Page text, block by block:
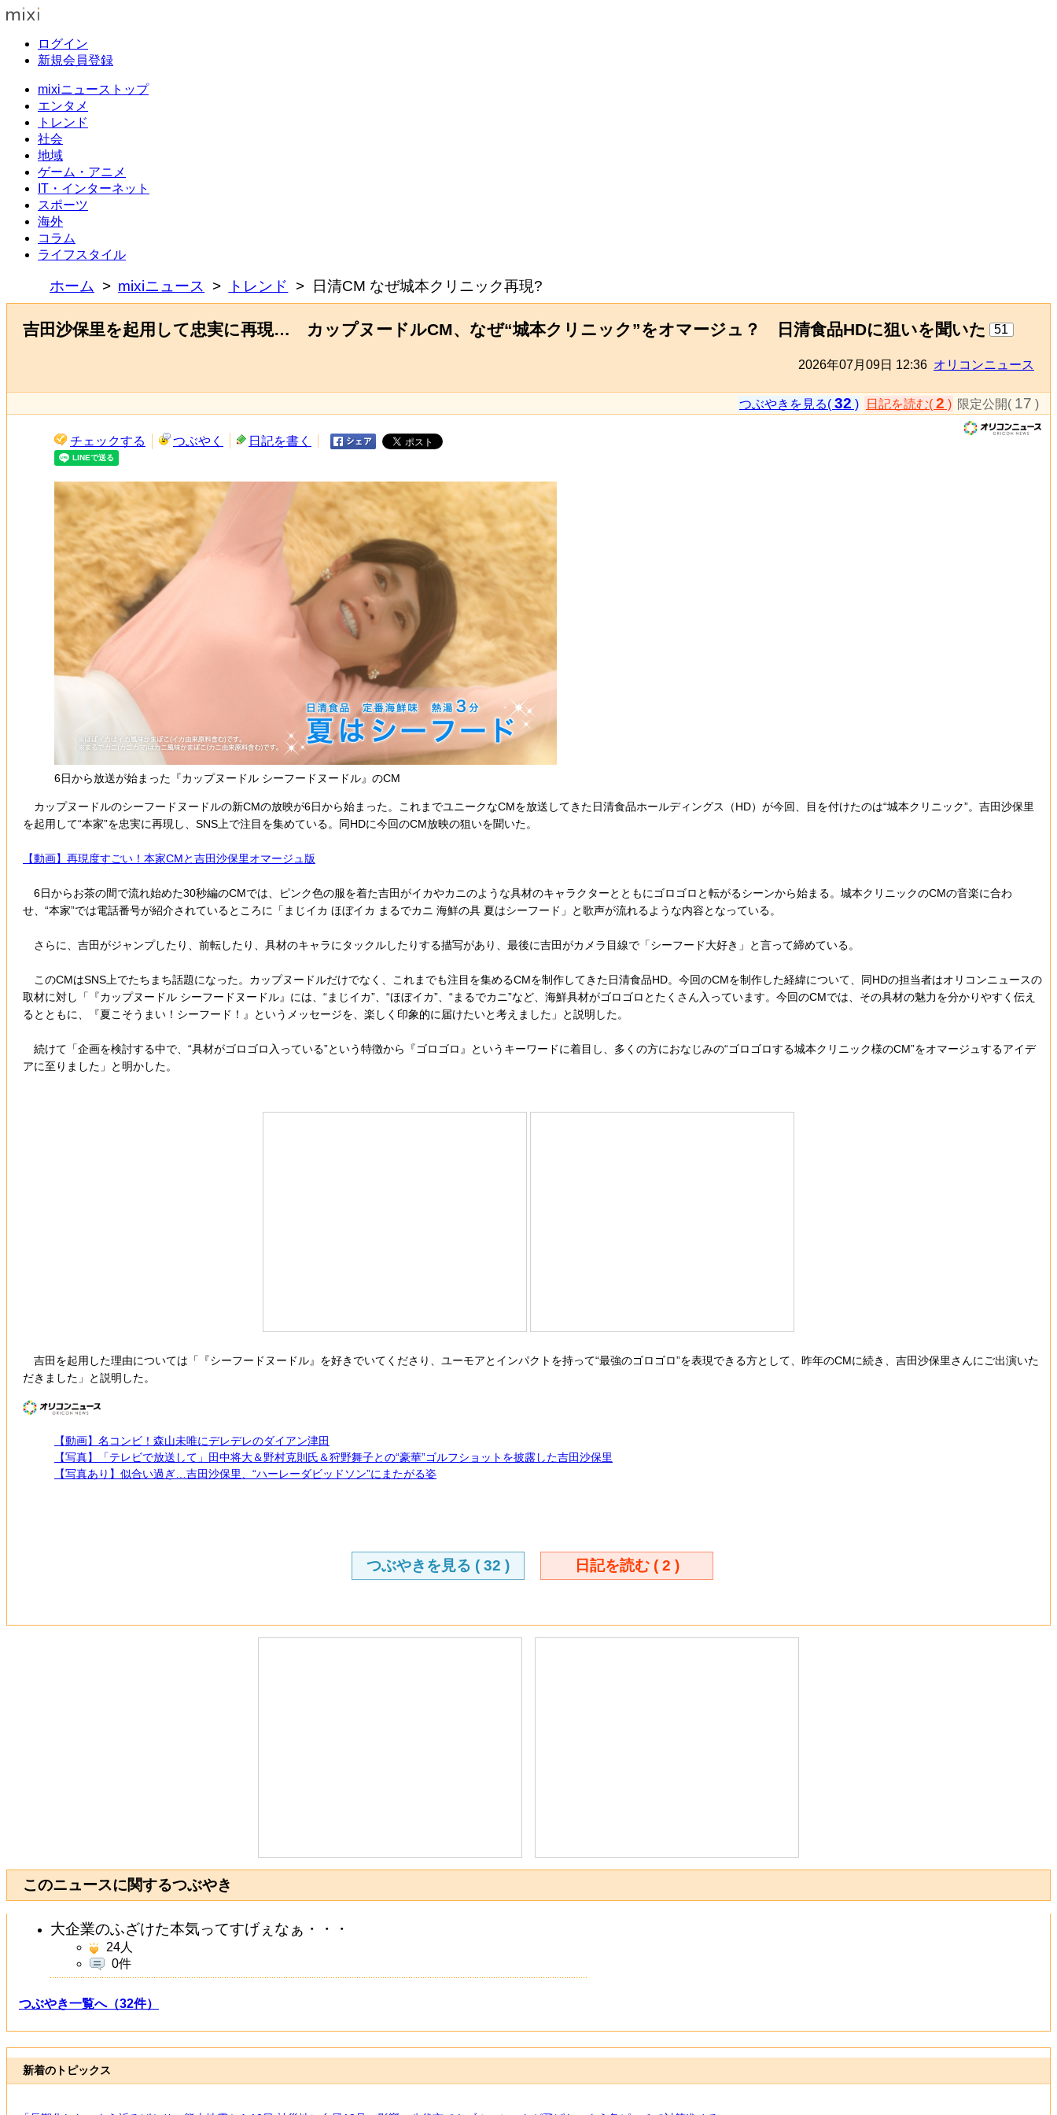
ログイン
新規会員登録
mixiニューストップ
エンタメ
トレンド
社会
地域
ゲーム・アニメ
IT・インターネット
スポーツ
海外
コラム
ライフスタイル
ホーム mixiニュース トレンド 日清CM なぜ城本クリニック再現?
吉田沙保里を起用して忠実に再現… カップヌードルCM、なぜ“城本クリニック”をオマージュ？ 日清食品HDに狙いを聞いた 51
2026年07月09日 12:36 オリコンニュース
つぶやきを見る( 32 ) 日記を読む( 2 ) 限定公開( 17 )
チェックする つぶやく 日記を書く
6日から放送が始まった『カップヌードル シーフードヌードル』のCM
カップヌードルのシーフードヌードルの新CMの放映が6日から始まった。これまでユニークなCMを放送してきた日清食品ホールディングス（HD）が今回、目を付けたのは“城本クリニック”。吉田沙保里
を起用して“本家”を忠実に再現し、SNS上で注目を集めている。同HDに今回のCM放映の狙いを聞いた。
【動画】再現度すごい！本家CMと吉田沙保里オマージュ版
6日からお茶の間で流れ始めた30秒編のCMでは、ピンク色の服を着た吉田がイカやカニのような具材のキャラクターとともにゴロゴロと転がるシーンから始まる。城本クリニックのCMの音楽に合わ
せ、“本家”では電話番号が紹介されているところに「まじイカ ほぼイカ まるでカニ 海鮮の具 夏はシーフード」と歌声が流れるような内容となっている。
さらに、吉田がジャンプしたり、前転したり、具材のキャラにタックルしたりする描写があり、最後に吉田がカメラ目線で「シーフード大好き」と言って締めている。
このCMはSNS上でたちまち話題になった。カップヌードルだけでなく、これまでも注目を集めるCMを制作してきた日清食品HD。今回のCMを制作した経緯について、同HDの担当者はオリコンニュースの
取材に対し「『カップヌードル シーフードヌードル』には、“まじイカ”、“ほぼイカ”、“まるでカニ”など、海鮮具材がゴロゴロとたくさん入っています。今回のCMでは、その具材の魅力を分かりやすく伝え
るとともに、『夏こそうまい！シーフード！』というメッセージを、楽しく印象的に届けたいと考えました」と説明した。
続けて「企画を検討する中で、“具材がゴロゴロ入っている”という特徴から『ゴロゴロ』というキーワードに着目し、多くの方におなじみの“ゴロゴロする城本クリニック様のCM”をオマージュするアイデ
アに至りました」と明かした。
吉田を起用した理由については「『シーフードヌードル』を好きでいてくださり、ユーモアとインパクトを持って“最強のゴロゴロ”を表現できる方として、昨年のCMに続き、吉田沙保里さんにご出演いた
だきました」と説明した。
【動画】名コンビ！森山未唯にデレデレのダイアン津田
【写真】「テレビで放送して」田中将大＆野村克則氏＆狩野舞子との“豪華”ゴルフショットを披露した吉田沙保里
【写真あり】似合い過ぎ…吉田沙保里、“ハーレーダビッドソン”にまたがる姿
つぶやきを見る ( 32 ) 日記を読む ( 2 )
このニュースに関するつぶやき
大企業のふざけた本気ってすげぇなぁ・・・
24人
0件
つぶやき一覧へ（32件）
新着のトピックス